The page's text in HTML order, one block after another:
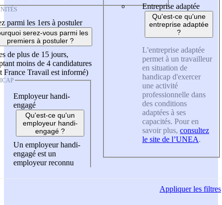
parmi les 1ers à postuler
serez-vous parmi les
premiers à postuler ?
de plus de 15 jours,
moins de 4 candidatures
France Travail est informé)
Employeur handi-
engagé
Qu'est-ce qu'un
employeur handi-
engagé ?
Un employeur handi-
engagé est un
employeur reconnu
Entreprise adaptée
Qu'est-ce qu'une
entreprise adaptée
?
L'entreprise adaptée
permet à un travailleur
en situation de
handicap d'exercer
une activité
professionnelle dans
des conditions
adaptées à ses
capacités. Pour en
savoir plus, consultez
le site de l’UNEA.
Appliquerles filtres